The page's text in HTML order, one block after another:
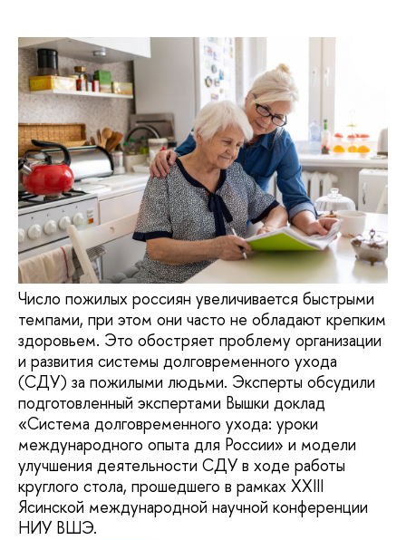
Число пожилых россиян увеличивается быстрыми
темпами, при этом они часто не обладают крепким
здоровьем. Это обостряет проблему организации
и развития системы долговременного ухода
(СДУ) за пожилыми людьми. Эксперты обсудили
подготовленный экспертами Вышки доклад
«Система долговременного ухода: уроки
международного опыта для России» и модели
улучшения деятельности СДУ в ходе работы
круглого стола, прошедшего в рамках XXIII
Ясинской международной научной конференции
НИУ ВШЭ.